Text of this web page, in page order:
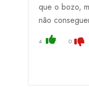
que o bozo,
não
4 0